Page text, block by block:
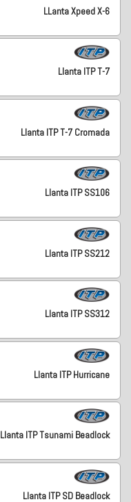
LLanta Xpeed X-6
Llanta ITP T-7
Llanta ITP T-7 Cromada
Llanta ITP SS106
Llanta ITP SS212
Llanta ITP SS312
Llanta ITP Hurricane
Llanta ITP Tsunami Beadlock
Llanta ITP SD Beadlock